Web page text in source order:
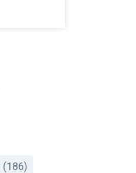
(186)